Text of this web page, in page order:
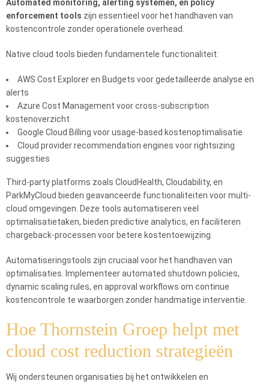
Automated monitoring, alerting systemen, en policy
enforcement tools zijn essentieel voor het handhaven van
kostencontrole zonder operationele overhead.
Native cloud tools bieden fundamentele functionaliteit:
AWS Cost Explorer en Budgets voor gedetailleerde analyse en
alerts
Azure Cost Management voor cross-subscription
kostenoverzicht
Google Cloud Billing voor usage-based kostenoptimalisatie
Cloud provider recommendation engines voor rightsizing
suggesties
Third-party platforms zoals CloudHealth, Cloudability, en
ParkMyCloud bieden geavanceerde functionaliteiten voor multi-
cloud omgevingen. Deze tools automatiseren veel
optimalisatietaken, bieden predictive analytics, en faciliteren
chargeback-processen voor betere kostentoewijzing.
Automatiseringstools zijn cruciaal voor het handhaven van
optimalisaties. Implementeer automated shutdown policies,
dynamic scaling rules, en approval workflows om continue
kostencontrole te waarborgen zonder handmatige interventie.
Hoe Thornstein Groep helpt met
cloud cost reduction strategieën
Wij ondersteunen organisaties bij het ontwikkelen en